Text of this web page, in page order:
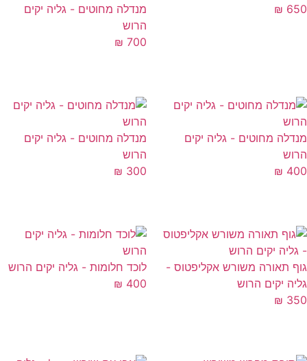
₪
מנדלה מחוטים - גליה יקים
הרוש
700
₪
מחוטים - גליה יקים
₪
מנדלה מחוטים - גליה יקים
הרוש
300
₪
תאורה משורש אקליפטוס -
יקים הרוש
₪
לוכד חלומות - גליה יקים הרוש
400
₪